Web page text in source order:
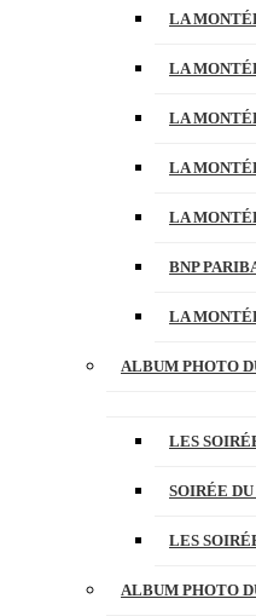
LA
LA
LA
LA
LA
BNP
LA
ALBUM PHOTO
LES
SOIRÉE
LES
ALBUM PHOTO